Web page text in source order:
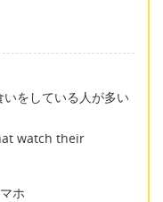
をしている人が多い
watch their
ホ